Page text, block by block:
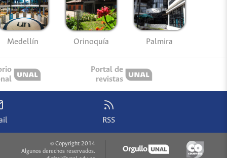
Medellín Orinoquía Palmira
Portal de
revistas
RSS
© Copyright 2014
Algunos derechos reservados.